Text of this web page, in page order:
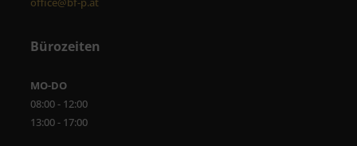
Bürozeiten
MO-DO
08:00 - 12:00
13:00 - 17:00